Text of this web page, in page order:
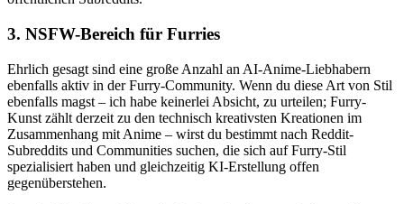
3. NSFW-Bereich für Furries
Ehrlich gesagt sind eine große Anzahl an AI-Anime-Liebhabern
ebenfalls aktiv in der Furry-Community. Wenn du diese Art von Stil
ebenfalls magst – ich habe keinerlei Absicht, zu urteilen; Furry-
Kunst zählt derzeit zu den technisch kreativsten Kreationen im
Zusammenhang mit Anime – wirst du bestimmt nach Reddit-
Subreddits und Communities suchen, die sich auf Furry-Stil
spezialisiert haben und gleichzeitig KI-Erstellung offen
gegenüberstehen.